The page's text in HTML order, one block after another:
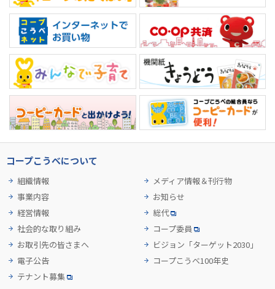
コープこうべについて
組織情報
事業内容
経営情報
社会的な取り組み
お取引先の皆さまへ
電子公告
テナント募集
メディア情報＆刊行物
お知らせ
総代
コープ委員
ビジョン「ターゲット2030」
コープこうべ100年史